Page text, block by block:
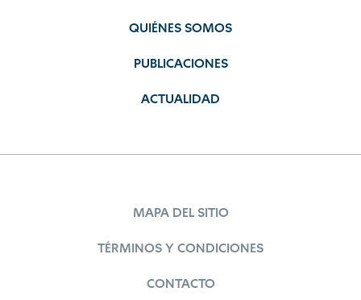
QUIÉNES SOMOS
PUBLICACIONES
ACTUALIDAD
MAPA DEL SITIO
TÉRMINOS Y CONDICIONES
CONTACTO